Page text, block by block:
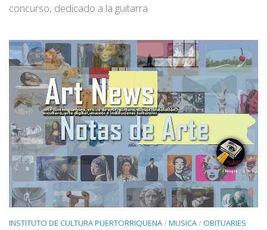
concurso, dedicado a la guitarra.
INSTITUTO DE CULTURA PUERTORRIQUENA /MUSICA / OBITUARIES